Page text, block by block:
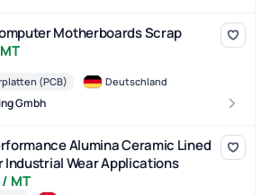
Scrap
Motherboards Scrap
(PCB)
Deutschland
Gmbh
Ceramic Lined Pipe For Industrial
Alumina Ceramic Lined
Industrial Wear Applications
MT